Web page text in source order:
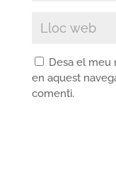
Desa el meu
en aquest
comenti.